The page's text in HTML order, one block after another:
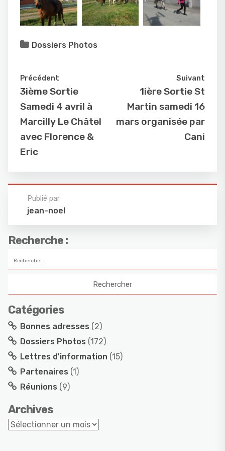
Dossiers Photos
Précédent
3ième Sortie
Samedi 4 avril à
Marcilly Le Châtel
avec Florence &
Eric
Suivant
1ière Sortie St
Martin samedi 16
mars organisée par
Cani
Publié par
jean-noel
Recherche :
Catégories
Bonnes adresses (2)
Dossiers Photos (172)
Lettres d'information (15)
Partenaires (1)
Réunions (9)
Archives